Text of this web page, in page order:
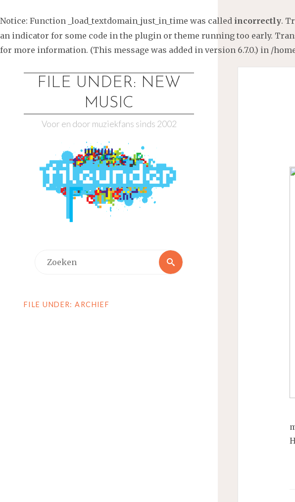
Notice: Function _load_textdomain_just_in_time was called incorrectly.
an indicator for some code in the plugin or theme running too early.
for more information. (This message was added in version 6.7.0.) in /
FILE UNDER: NEW
MUSIC
Voor en door muziekfans sinds 2002
Zoeken
FILE UNDER: ARCHIEF